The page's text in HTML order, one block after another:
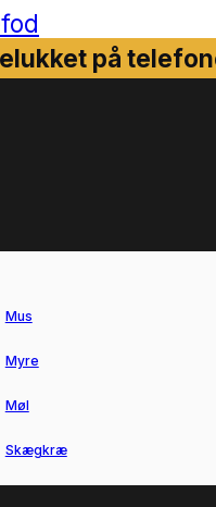
på
Mus
Myre
Møl
Skægkræ